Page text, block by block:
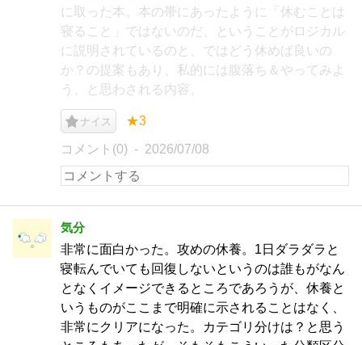
に取った本。本の帯にあったように「休むことは
寝ること」ではないのだ、ということがロジカル
に説明されているのと、ではどう休めば良いの
か？の提案もあり、私的には腹落ち＆やってみよ
う、と思わされる内容。
ナイス ★3
コメント(0) 2026/07/08
気分
非常に面白かった。攻めの休養。1日ダラダラと
寝転んでいても回復しないというのは誰もがなん
となくイメージできるところであろうが、休養と
いうものがここまで明確に示されることはなく、
非常にクリアになった。カテゴリ分けは？と思う